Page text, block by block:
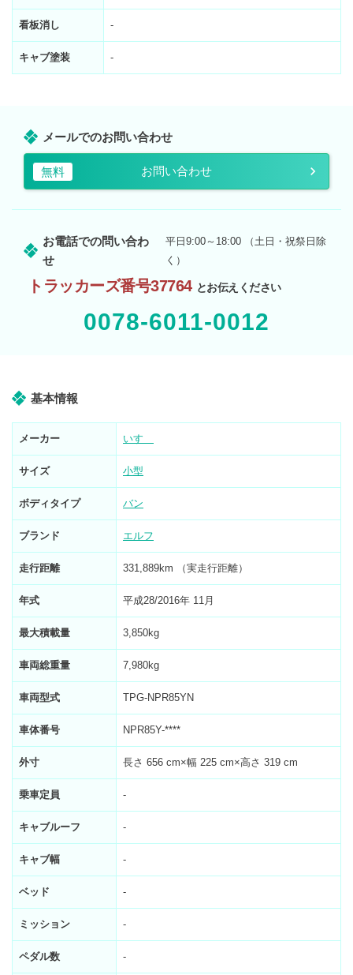
看板消し -
キャブ塗装 -
メールでのお問い合わせ
無料 お問い合わせ
お電話での問い合わ
せ
平日9:00～18:00 （土日・祝祭日除
く）
トラッカーズ番号37764 とお伝えください
0078-6011-0012
基本情報
メーカー いすゞ
サイズ 小型
ボディタイプ バン
ブランド エルフ
走行距離 331,889km （実走行距離）
年式 平成28/2016年 11月
最大積載量 3,850kg
車両総重量 7,980kg
車両型式 TPG-NPR85YN
車体番号 NPR85Y-****
外寸 長さ 656 cm×幅 225 cm×高さ 319 cm
乗車定員 -
キャブルーフ -
キャブ幅 -
ベッド -
ミッション -
ペダル数 -